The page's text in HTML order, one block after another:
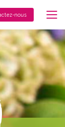
nous